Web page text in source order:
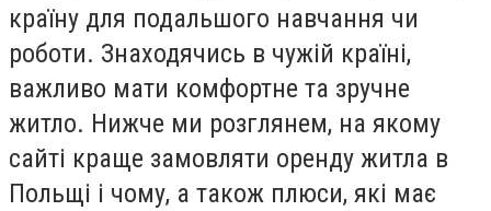
країну для подальшого навчання чи
роботи. Знаходячись в чужій країні,
важливо мати комфортне та зручне
житло. Нижче ми розглянем, на якому
сайті краще замовляти оренду житла в
Польщі і чому, а також плюси, які має